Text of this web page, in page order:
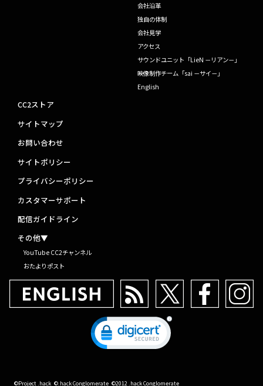
会社沿革
独自の体制
会社見学
アクセス
サウンドユニット「LieN －リアン－」
映像制作チーム「sai －サイ－」
English
CC2ストア
サイトマップ
お問い合わせ
サイトポリシー
プライバシーポリシー
カスタマーサポート
配信ガイドライン
その他▼
YouTube CC2チャンネル
おたよりポスト
©Project .hack ©.hack Conglomerate ©2012 .hack Conglomerate